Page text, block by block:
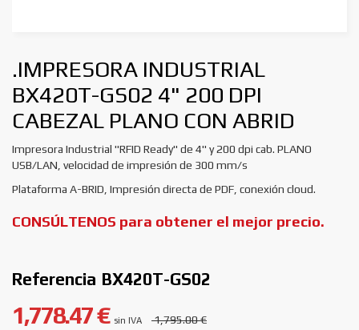
.IMPRESORA INDUSTRIAL
BX420T-GS02 4" 200 DPI
CABEZAL PLANO CON ABRID
Impresora Industrial "RFID Ready" de 4" y 200 dpi cab. PLANO
USB/LAN, velocidad de impresión de 300 mm/s
Plataforma A-BRID, Impresión directa de PDF, conexión cloud.
CONSÚLTENOS para obtener el mejor precio.
Referencia BX420T-GS02
1,778.47 € sin IVA 1,795.00 €